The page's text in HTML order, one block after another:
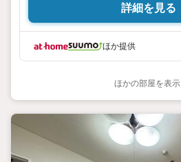
詳細を見る
ほか提供
ほかの部屋を表示